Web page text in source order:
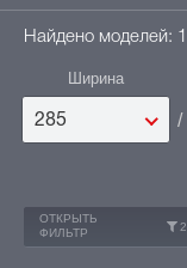
Найдено моделей: 1
Ширина
285 /
ОТКРЫТЬ
ФИЛЬТР
2